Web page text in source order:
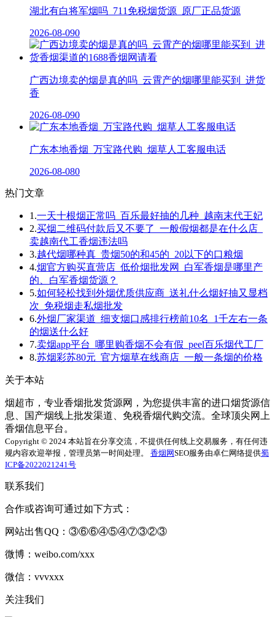
湖北有白将军烟吗_711免税烟货源_原厂正品货源
2026-08-090
广西边境卖的烟是真的吗_云霄产的烟哪里能买到_进货
香
2026-08-090
广东本地香烟_万宝路代购_烟草人工客服电话
2026-08-080
热门文章
1.一天十根烟正常吗_百乐最好抽的几种_越南末代王妃
2.买烟二维码付款后又不要了_一般假烟都是在什么店_
卖越南代工香烟违法吗
3.越代烟哪种真_贵烟50的和45的_20以下的口粮烟
4.烟官方购买直营店_低价烟批发网_白军香烟是哪里产
的、白军香烟货源？
5.如何轻松找到外烟优质供应商_送礼什么烟好抽又显档
次_免税烟走私烟批发
6.外烟厂家渠道_细支烟口感排行榜前10名_1千左右一条
的烟送什么好
7.卖烟app平台_哪里购香烟不会有假_peel百乐烟代工厂
8.苏烟彩苏80元_官方烟草在线商店_一般一条烟的价格
关于本站
烟超市，专业香烟批发货源网，为您提供丰富的进口烟货源信
息、国产烟线上批发渠道、免税香烟代购交流。全球顶尖网上
香烟信息平台。
Copyright © 2024 本站旨在分享交流，不提供任何线上交易服务，有任何违
规内容欢迎举报，管理员第一时间处理。 香烟网SEO服务由卓仁网络提供蜀
ICP备2022021241号
联系我们
合作或咨询可通过如下方式：
网站出售QQ：③⑥⑥④⑤④⑦③②③
微博：weibo.com/xxx
微信：vvvxxx
关注我们